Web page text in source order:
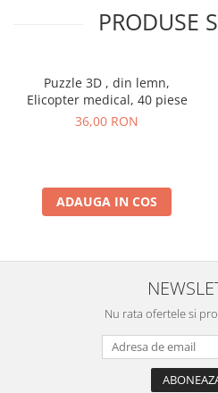
PRODUSE
Puzzle 3D , din lemn,
Elicopter medical, 40 piese
36,00 RON
ADAUGA IN COS
Nu rata ofertele si